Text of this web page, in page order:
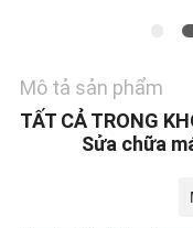
SƠ
ĐỒ
TRANG
Mô tả sản phẩm
TẤT CẢ TRONG
Sửa chữa